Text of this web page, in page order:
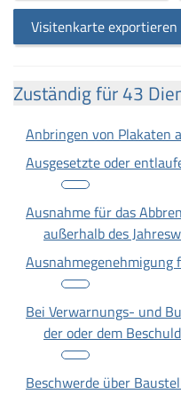
Visitenkarte exportieren
Zuständig für 43
Anbringen von Plakaten
Ausgesetzte oder
Ausnahme für das
außerhalb des
Ausnahmegenehmigung
Bei Verwarnungs- und
der oder dem
Beschwerde über